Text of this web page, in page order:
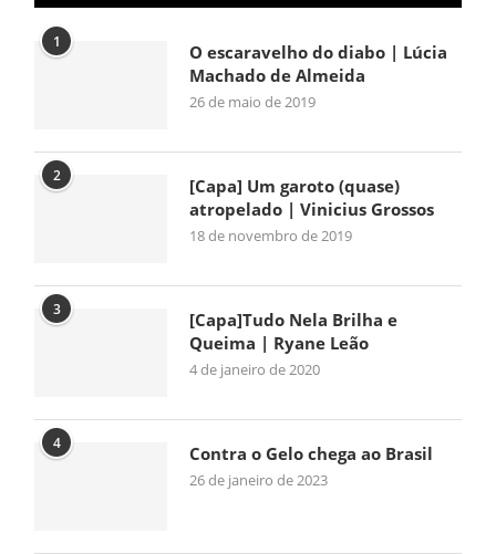
1
O escaravelho do diabo | Lúcia
Machado de Almeida
26 de maio de 2019
2
[Capa] Um garoto (quase)
atropelado | Vinicius Grossos
18 de novembro de 2019
3
[Capa]Tudo Nela Brilha e
Queima | Ryane Leão
4 de janeiro de 2020
4 Contra o Gelo chega ao Brasil
26 de janeiro de 2023